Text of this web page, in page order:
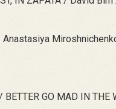
Anastasiya
BETTER GO MAD IN